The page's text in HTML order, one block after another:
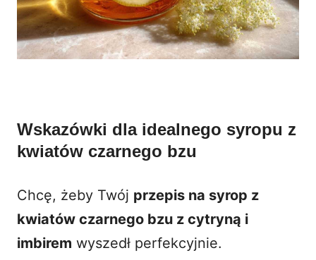
Wskazówki dla idealnego syropu z
kwiatów czarnego bzu
Chcę, żeby Twój przepis na syrop z
kwiatów czarnego bzu z cytryną i
imbirem wyszedł perfekcyjnie.